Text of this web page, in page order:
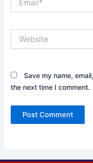
Save my name,
the next time I comment.